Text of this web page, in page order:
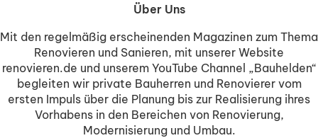
Über Uns
Mit den regelmäßig erscheinenden Magazinen zum Thema
Renovieren und Sanieren, mit unserer Website
renovieren.de und unserem YouTube Channel „Bauhelden“
begleiten wir private Bauherren und Renovierer vom
ersten Impuls über die Planung bis zur Realisierung ihres
Vorhabens in den Bereichen von Renovierung,
Modernisierung und Umbau.